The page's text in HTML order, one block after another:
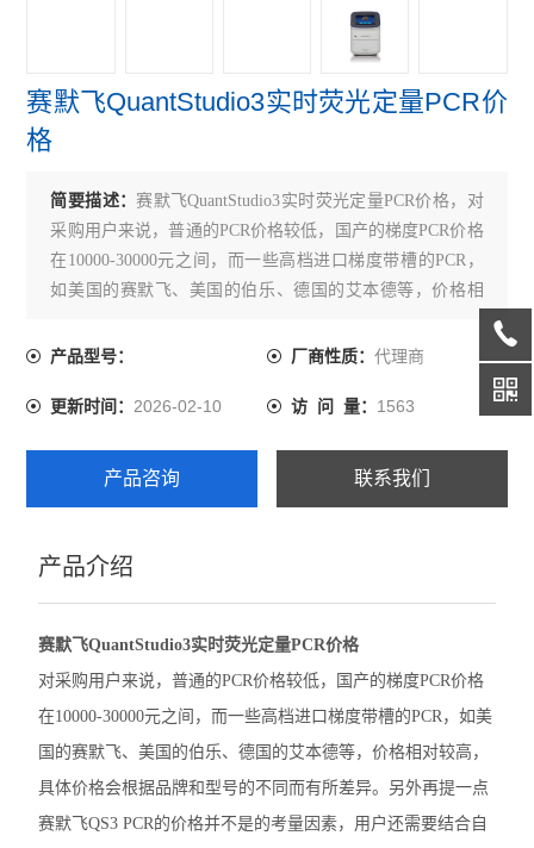
赛默飞QuantStudio5 PCR
伯乐CFX Connect PCR仪
伯乐S1000 PCR仪
伯乐CFX Opus 96 PCR
伯乐CFX Duet荧光定量PCR
伯乐CFX Opus Deepwell
赛默飞QuantStudio1 PCR
赛默飞7500实时荧光定量PCR
赛默飞ProFlex 3x32梯度PCR
赛默飞SimpliAmp PCR仪
赛默飞MiniAmpPlus PCR仪
赛默飞QuantStudio3实时荧光定量PCR价
格
简要描述： 赛默飞QuantStudio3实时荧光定量PCR价格，对
采购用户来说，普通的PCR价格较低，国产的梯度PCR价格
在10000-30000元之间，而一些高档进口梯度带槽的PCR，
如美国的赛默飞、美国的伯乐、德国的艾本德等，价格相
产品型号： 厂商性质： 代理商
更新时间：2026-02-10 访 问 量： 1563
产品咨询 联系我们
产品介绍
赛默飞QuantStudio3实时荧光定量PCR价格
对采购用户来说，普通的PCR价格较低，国产的梯度PCR价格
在10000-30000元之间，而一些高档进口梯度带槽的PCR，如美
国的赛默飞、美国的伯乐、德国的艾本德等，价格相对较高，
具体价格会根据品牌和型号的不同而有所差异。另外再提一点
赛默飞QS3 PCR的价格并不是的考量因素，用户还需要结合自